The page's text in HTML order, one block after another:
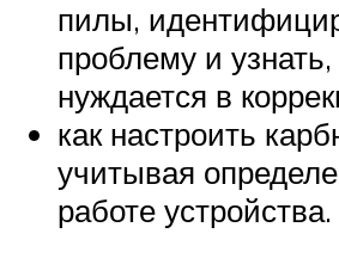
пилы,
проблему и
нуждается в
как настроить
учитывая
работе устройства.